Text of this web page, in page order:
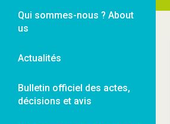
Qui sommes-nous ? About
us
Actualités
Bulletin officiel des actes,
décisions et avis